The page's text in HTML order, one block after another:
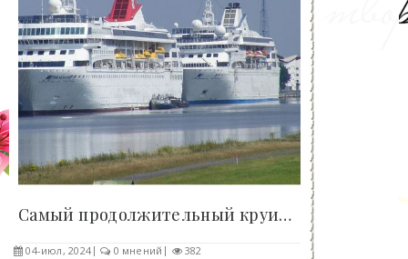
Самый продолжительный круиз в истории займёт 3,5..
04-июл, 2024 0 мнений 382